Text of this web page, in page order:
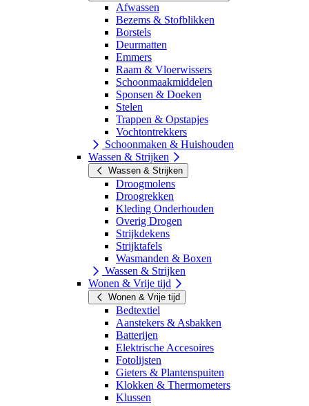
Afwassen
Bezems & Stofblikken
Borstels
Deurmatten
Emmers
Raam & Vloerwissers
Schoonmaakmiddelen
Sponsen & Doeken
Stelen
Trappen & Opstapjes
Vochtontrekkers
Schoonmaken & Huishouden
Wassen & Strijken
Wassen & Strijken
Droogmolens
Droogrekken
Kleding Onderhouden
Overig Drogen
Strijkdekens
Strijktafels
Wasmanden & Boxen
Wassen & Strijken
Wonen & Vrije tijd
Wonen & Vrije tijd
Bedtextiel
Aanstekers & Asbakken
Batterijen
Elektrische Accesoires
Fotolijsten
Gieters & Plantenspuiten
Klokken & Thermometers
Klussen